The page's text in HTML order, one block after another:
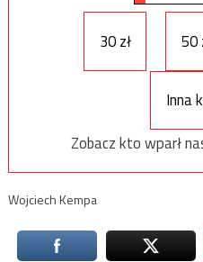
30 zł 50
Inna
Zobacz kto wparł
Wojciech Kempa